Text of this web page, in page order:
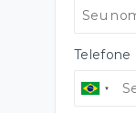
Telefone